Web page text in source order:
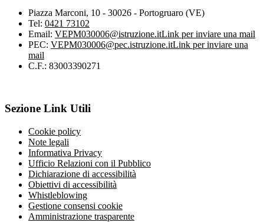
Piazza Marconi, 10 - 30026 - Portogruaro (VE)
Tel: 0421 73102
Email: VEPM030006@istruzione.itLink per inviare una mail
PEC: VEPM030006@pec.istruzione.itLink per inviare una
mail
C.F.: 83003390271
Sezione Link Utili
Cookie policy
Note legali
Informativa Privacy
Ufficio Relazioni con il Pubblico
Dichiarazione di accessibilità
Obiettivi di accessibilità
Whistleblowing
Gestione consensi cookie
Amministrazione trasparente